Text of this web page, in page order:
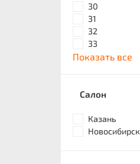
30
31
32
33
Показать все
Салон
Казань
Новосибирск